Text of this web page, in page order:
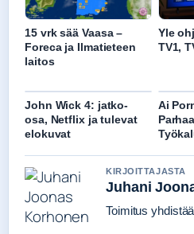
15 vrk sää Vaasa –
Foreca ja Ilmatieteen
laitos
Yle
TV1,
John Wick 4: jatko-
osa, Netflix ja tulevat
elokuvat
Ai
KIRJOITTAJASTA
Juhani
Toimitus